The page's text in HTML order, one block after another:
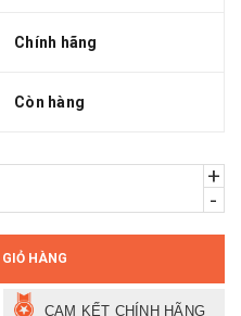
Chính hãng
Còn hàng
+
-
HÀNG
CAM KẾT CHÍNH HÃNG